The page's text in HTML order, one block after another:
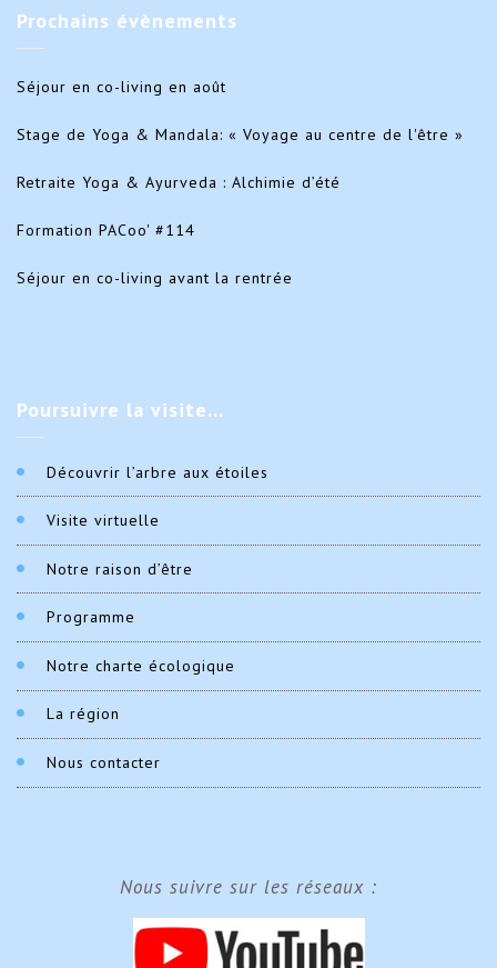
Prochains évènements
Séjour en co-living en août
Stage de Yoga & Mandala: « Voyage au centre de l'être »
Retraite Yoga & Ayurveda : Alchimie d’été
Formation PACoo' #114
Séjour en co-living avant la rentrée
Poursuivre la visite…
Découvrir l’arbre aux étoiles
Visite virtuelle
Notre raison d’être
Programme
Notre charte écologique
La région
Nous contacter
Nous suivre sur les réseaux :